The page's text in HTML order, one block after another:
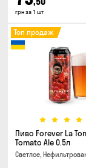
грн за 1 шт
Топ продаж
Пиво Forever La
Tomato Ale 0.5л
Светлое,